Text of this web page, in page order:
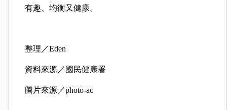
有趣、均衡又健康。
整理／Eden
資料來源／國民健康署
圖片來源／photo-ac